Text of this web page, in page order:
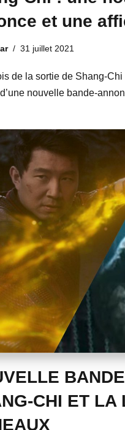
et une
31 juillet 2021
de la sortie de Shang-
nouvelle bande-
CHI ET LA